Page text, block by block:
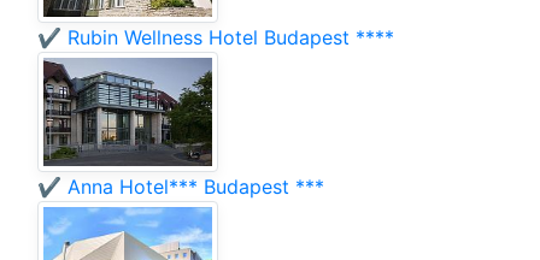
✔️ Rubin Wellness Hotel Budapest ****
✔️ Anna Hotel*** Budapest ***